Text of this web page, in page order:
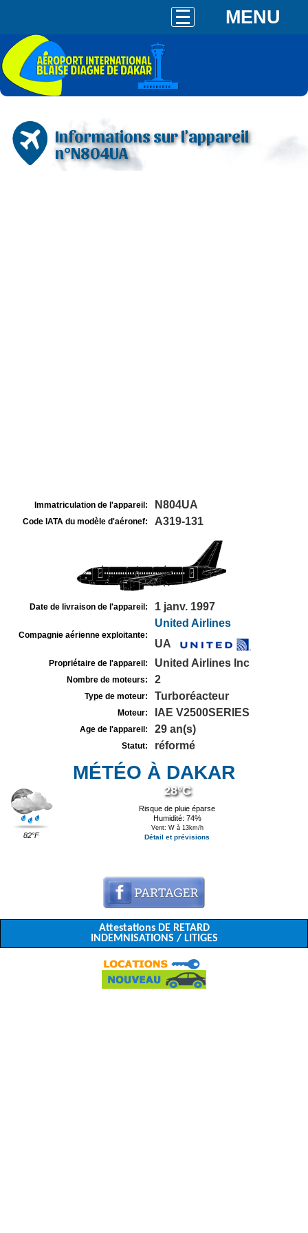
MENU
Informations sur l'appareil
n°N804UA
Immatriculation de l'appareil: N804UA
Code IATA du modèle d'aéronef: A319-131
Date de livraison de l'appareil: 1 janv. 1997
Compagnie aérienne exploitante:
United Airlines
UA
Propriétaire de l'appareil: United Airlines Inc
Nombre de moteurs: 2
Type de moteur: Turboréacteur
Moteur: IAE V2500SERIES
Age de l'appareil: 29 an(s)
Statut: réformé
MÉTÉO À DAKAR
82°F
28°C
Risque de pluie éparse
Humidité: 74%
Vent: W à 13km/h
Détail et prévisions
Attestations DE RETARD
INDEMNISATIONS / LITIGES